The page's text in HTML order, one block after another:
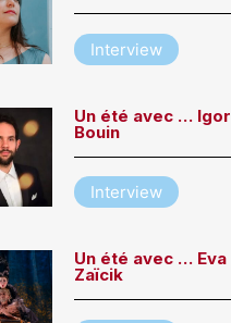
Interview
Un été avec … Igor
Bouin
Interview
Un été avec … Eva
Zaïcik